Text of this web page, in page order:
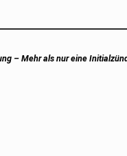
– Mehr als nur eine